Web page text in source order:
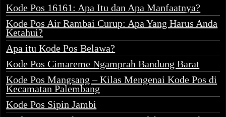
Kode Pos 16161: Apa Itu dan Apa Manfaatnya?
Kode Pos Air Rambai Curup: Apa Yang Harus Anda
Ketahui?
Apa itu Kode Pos Belawa?
Kode Pos Cimareme Ngamprah Bandung Barat
Kode Pos Mangsang – Kilas Mengenai Kode Pos di
Kecamatan Palembang
Kode Pos Sipin Jambi